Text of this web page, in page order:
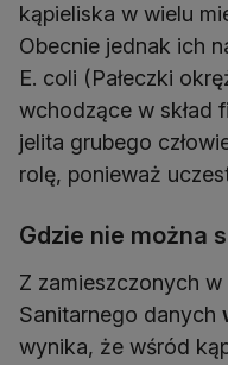
kąpieliska w wielu
Obecnie jednak ich
E. coli (Pałeczki
wchodzące w skład
jelita grubego
rolę, ponieważ
Gdzie nie można
Z zamieszczonych
Sanitarnego danych
wynika, że wśród